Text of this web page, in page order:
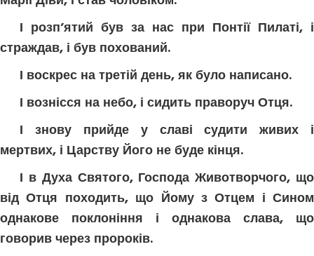
І розп’ятий був за нас при Понтії Пилаті, і
страждав, і був похований.
І воскрес на третій день, як було написано.
І вознісся на небо, і сидить праворуч Отця.
І знову прийде у славі судити живих і
мертвих, і Царству Його не буде кінця.
І в Духа Святого, Господа Животворчого, що
від Отця походить, що Йому з Отцем і Сином
однакове поклоніння і однакова слава, що
говорив через пророків.